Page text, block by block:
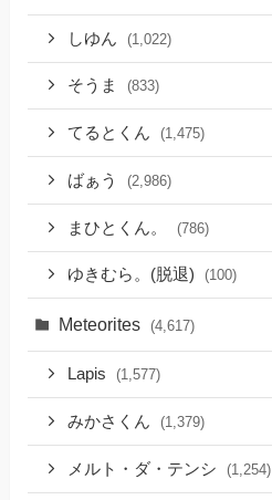
しゆん (1,022)
そうま (833)
てるとくん (1,475)
ばぁう (2,986)
まひとくん。 (786)
ゆきむら。(脱退) (100)
Meteorites (4,617)
Lapis (1,577)
みかさくん (1,379)
メルト・ダ・テンシ (1,254)